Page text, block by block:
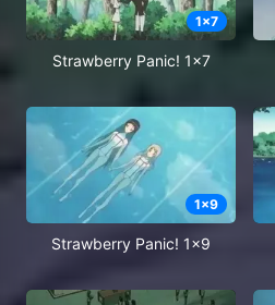
1x7
Strawberry Panic! 1x7
1x9
Strawberry Panic! 1x9